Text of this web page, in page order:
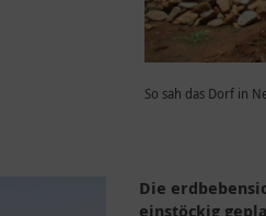
So sah das Dorf in
Die
einstöckig